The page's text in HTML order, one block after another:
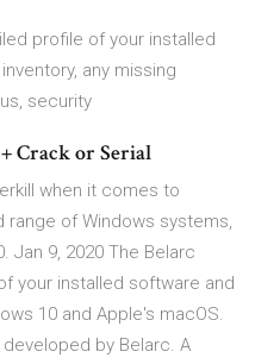
profile of your installed
any missing
security
Crack or Serial
when it comes to
of Windows systems,
Jan 9, 2020 The Belarc
your installed software and
10 and Apple's macOS.
by Belarc. A